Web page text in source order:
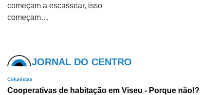
começam a escassear, isso
começam…
JORNAL DO CENTRO
Colunistas
Cooperativas de habitação em Viseu - Porque não!?